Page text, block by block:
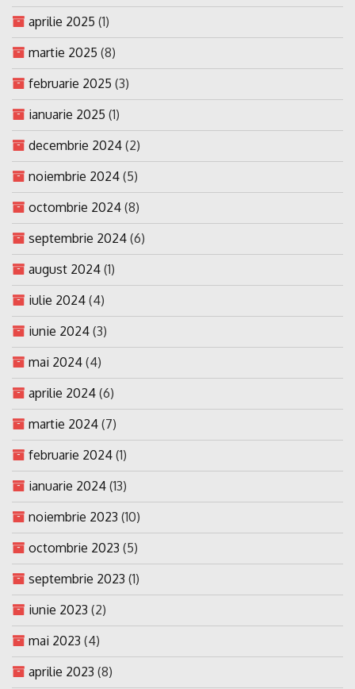
aprilie 2025 (1)
martie 2025 (8)
februarie 2025 (3)
ianuarie 2025 (1)
decembrie 2024 (2)
noiembrie 2024 (5)
octombrie 2024 (8)
septembrie 2024 (6)
august 2024 (1)
iulie 2024 (4)
iunie 2024 (3)
mai 2024 (4)
aprilie 2024 (6)
martie 2024 (7)
februarie 2024 (1)
ianuarie 2024 (13)
noiembrie 2023 (10)
octombrie 2023 (5)
septembrie 2023 (1)
iunie 2023 (2)
mai 2023 (4)
aprilie 2023 (8)